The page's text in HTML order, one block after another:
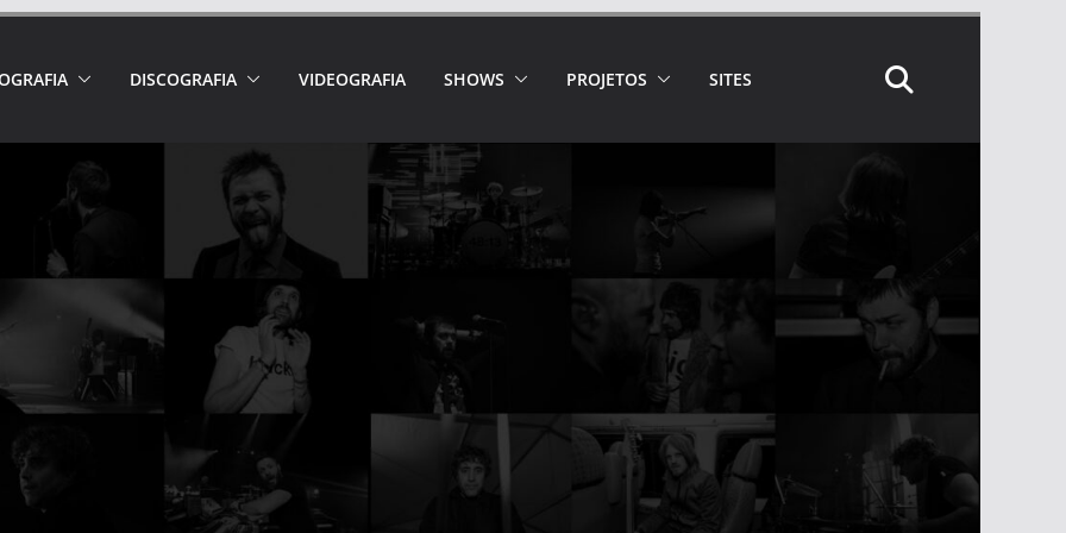
DISCOGRAFIA VIDEOGRAFIA SHOWS PROJETOS SITES